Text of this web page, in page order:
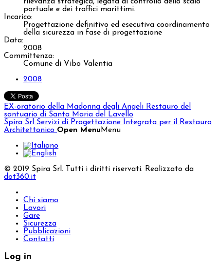
portuale e dei traffici marittimi.
Incarico:
Progettazione definitivo ed esecutiva coordinamento
della sicurezza in fase di progettazione
Data:
2008
Committenza:
Comune di Vibo Valentia
2008
EX-oratorio della Madonna degli Angeli Restauro del
santuario di Santa Maria del Lavello
Spira Srl
Servizi di Progettazione Integrata per il Restauro
Architettonico Open Menu Menu
© 2019 Spira Srl. Tutti i diritti riservati. Realizzato da
dot360.it
Chi siamo
Lavori
Gare
Sicurezza
Pubblicazioni
Contatti
Log in